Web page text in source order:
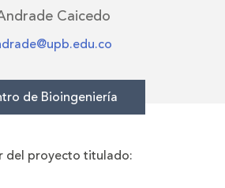
Caicedo
de Bioingeniería
del proyecto titulado: